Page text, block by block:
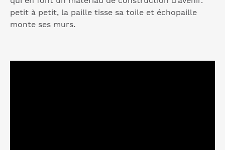
petit à petit, la paille tisse sa toile et échopaille
monte ses murs.